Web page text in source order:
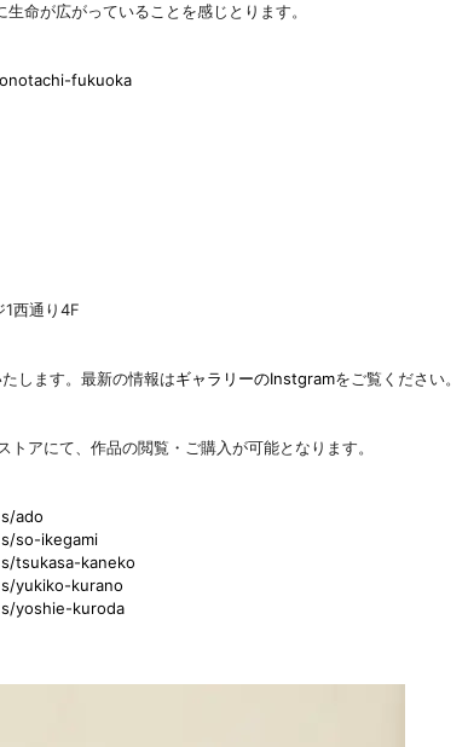
命が広がっていることを感じとります。
fukuoka
西通り4F
します。最新の情報はギャラリーのInstgramをご覧ください。
アにて、作品の閲覧・ご購入が可能となります。
ado
so-ikegami
tsukasa-kaneko
yukiko-kurano
yoshie-kuroda